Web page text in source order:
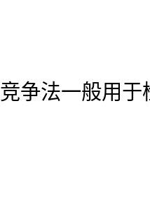
竞争法一般用于